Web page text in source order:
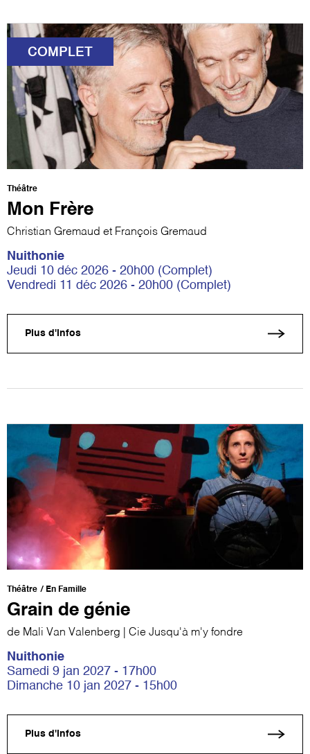
COMPLET
Théâtre
Mon Frère
Christian Gremaud et François Gremaud
Nuithonie
Jeudi 10 déc 2026 - 20h00 (Complet)
Vendredi 11 déc 2026 - 20h00 (Complet)
Plus d'infos
Théâtre En Famille
Grain de génie
de Mali Van Valenberg | Cie Jusqu'à m'y fondre
Nuithonie
Samedi 9 jan 2027 - 17h00
Dimanche 10 jan 2027 - 15h00
Plus d'infos